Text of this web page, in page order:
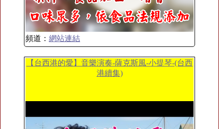
頻道： 網站連結
【台西港的愛】音樂演奏-薩克斯風-小提琴-(台西
港續集)